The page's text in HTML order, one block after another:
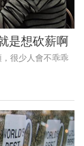
是想砍薪啊
很少人會不乖乖